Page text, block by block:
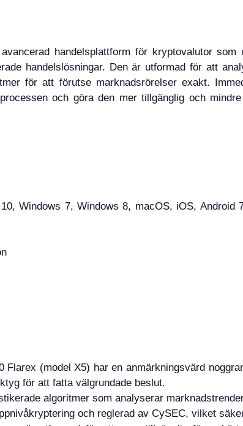
handelsplattform för kryptovalutor som
handelslösningar. Den är utformad för att
för att förutse marknadsrörelser exakt.
och göra den mer tillgänglig och
Windows 7, Windows 8, macOS, iOS, Android
Flarex (model X5) har en anmärkningsvärd
för att fatta välgrundade beslut.
algoritmer som analyserar
och reglerad av CySEC, vilket